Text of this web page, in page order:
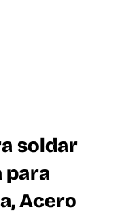
soldar
para
Acero